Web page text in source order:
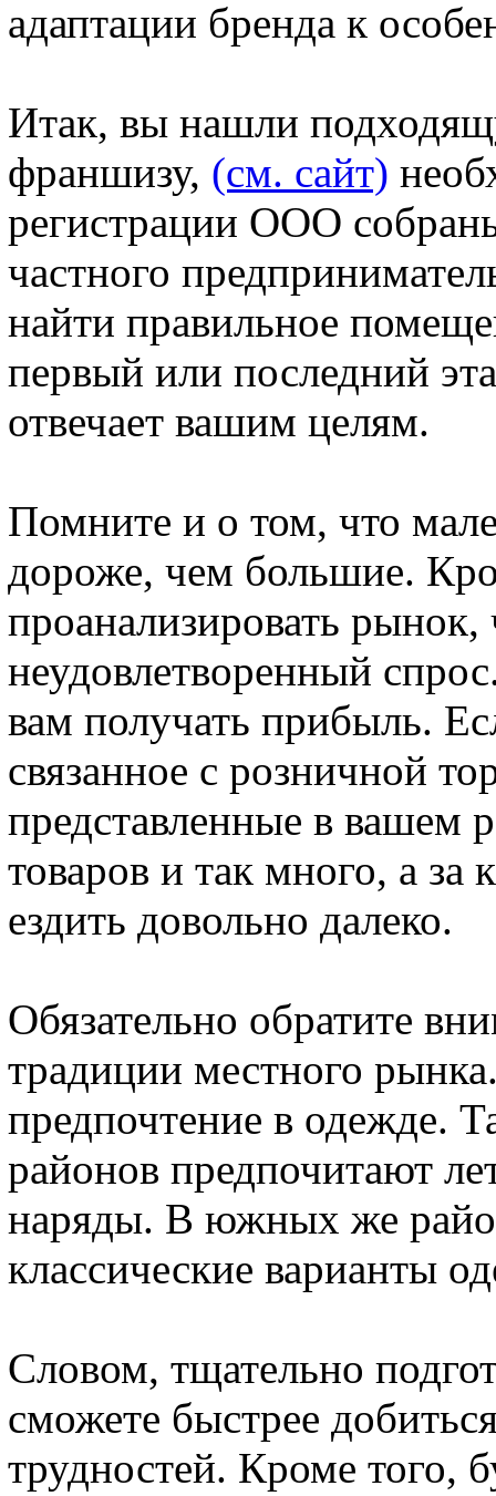
адаптации бренда к
Итак, вы нашли
франшизу, (см. сайт)
регистрации ООО
частного
найти правильное
первый или последний
отвечает вашим целям.
Помните и о том, что
дороже, чем большие.
проанализировать
неудовлетворенный
вам получать прибыль.
связанное с розничной
представленные в вашем
товаров и так много, а
ездить довольно далеко.
Обязательно обратите
традиции местного
предпочтение в одежде.
районов предпочитают
наряды. В южных же
классические варианты
Словом, тщательно
сможете быстрее
трудностей. Кроме того,